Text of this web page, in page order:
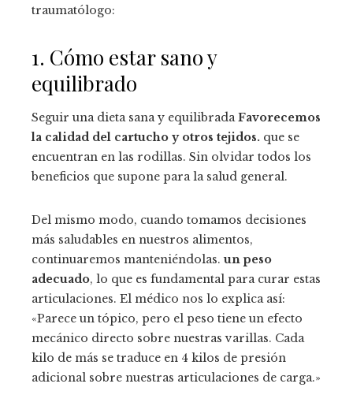
traumatólogo:
1. Cómo estar sano y
equilibrado
Seguir una dieta sana y equilibradaFavorecemos
la calidad del cartucho y otros tejidos. que se
encuentran en las rodillas. Sin olvidar todos los
beneficios que supone para la salud general.
Del mismo modo, cuando tomamos decisiones
más saludables en nuestros alimentos,
continuaremos manteniéndolas.un peso
adecuado, lo que es fundamental para curar estas
articulaciones. El médico nos lo explica así:
«Parece un tópico, pero el peso tiene un efecto
mecánico directo sobre nuestras varillas. Cada
kilo de más se traduce en 4 kilos de presión
adicional sobre nuestras articulaciones de carga.»